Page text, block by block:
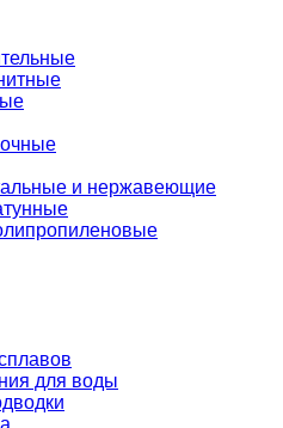
и нержавеющие
для воды